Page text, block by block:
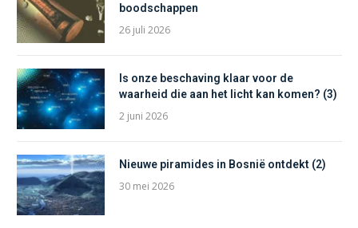
boodschappen
26 juli 2026
Is onze beschaving klaar voor de
waarheid die aan het licht kan komen? (3)
2 juni 2026
Nieuwe piramides in Bosnië ontdekt (2)
30 mei 2026